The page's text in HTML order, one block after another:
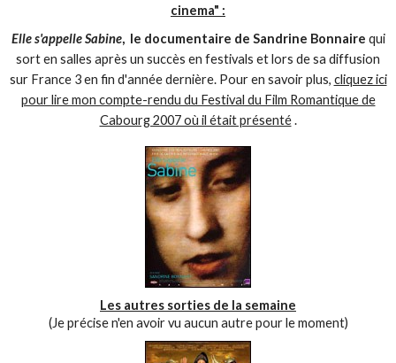
cinema" :
Elle s'appelle Sabine, le documentaire de Sandrine Bonnaire qui
sort en salles après un succès en festivals et lors de sa diffusion
sur France 3 en fin d'année dernière. Pour en savoir plus, cliquez ici
pour lire mon compte-rendu du Festival du Film Romantique de
Cabourg 2007 où il était présenté.
Les autres sorties de la semaine
(Je précise n'en avoir vu aucun autre pour le moment)